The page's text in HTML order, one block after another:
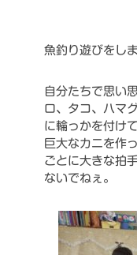
魚釣り遊びをしま
自分たちで思い
ロ、タコ、ハマ
に輪っかを付け
巨大なカニを作
ごとに大きな拍
ないでねぇ。